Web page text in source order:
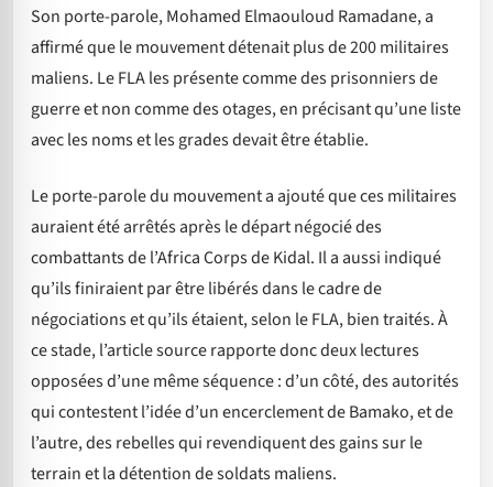
Son porte-parole, Mohamed Elmaouloud Ramadane, a
affirmé que le mouvement détenait plus de 200 militaires
maliens. Le FLA les présente comme des prisonniers de
guerre et non comme des otages, en précisant qu’une liste
avec les noms et les grades devait être établie.
Le porte-parole du mouvement a ajouté que ces militaires
auraient été arrêtés après le départ négocié des
combattants de l’Africa Corps de Kidal. Il a aussi indiqué
qu’ils finiraient par être libérés dans le cadre de
négociations et qu’ils étaient, selon le FLA, bien traités. À
ce stade, l’article source rapporte donc deux lectures
opposées d’une même séquence : d’un côté, des autorités
qui contestent l’idée d’un encerclement de Bamako, et de
l’autre, des rebelles qui revendiquent des gains sur le
terrain et la détention de soldats maliens.